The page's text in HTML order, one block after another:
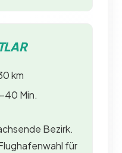
km
Min.
Bezirk.
für